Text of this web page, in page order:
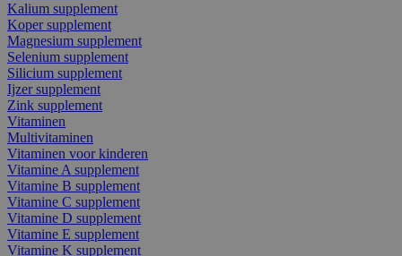
Kalium supplement
Koper supplement
Magnesium supplement
Selenium supplement
Silicium supplement
Ijzer supplement
Zink supplement
Vitaminen
Multivitaminen
Vitaminen voor kinderen
Vitamine A supplement
Vitamine B supplement
Vitamine C supplement
Vitamine D supplement
Vitamine E supplement
Vitamine K supplement